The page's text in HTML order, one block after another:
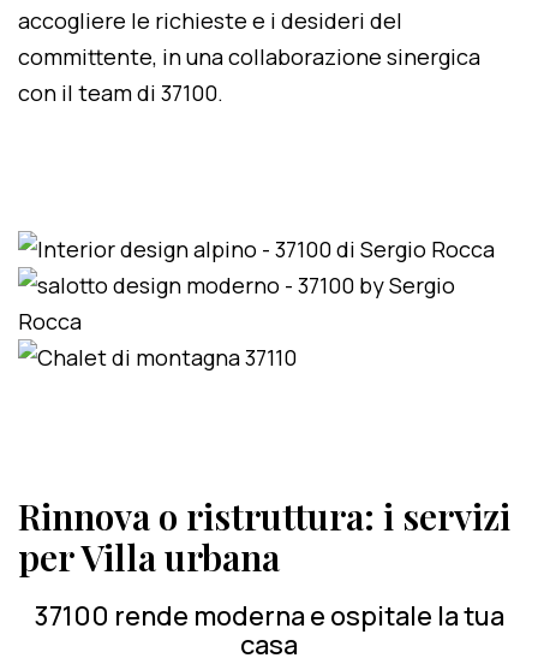
accogliere le richieste e i desideri del
committente, in una collaborazione sinergica
con il team di 37100.
Rinnova o ristruttura: i servizi
per Villa urbana
37100 rende moderna e ospitale la tua
casa